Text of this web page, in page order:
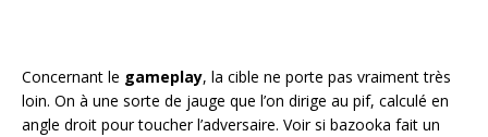
Concernant le gameplay, la cible ne porte pas vraiment très
loin. On à une sorte de jauge que l’on dirige au pif, calculé en
angle droit pour toucher l’adversaire. Voir si bazooka fait un